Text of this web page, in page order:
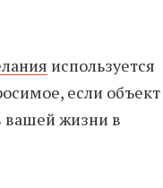
используется
если объект
вашей жизни в